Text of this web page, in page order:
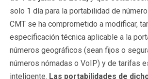
solo 1 día para la portabilidad de
CMT se ha comprometido a modificar,
especificación técnica aplicable a la
números geográficos (sean fijos o
números nómadas o VoIP) y de tarifas
inteligente. Las portabilidades de